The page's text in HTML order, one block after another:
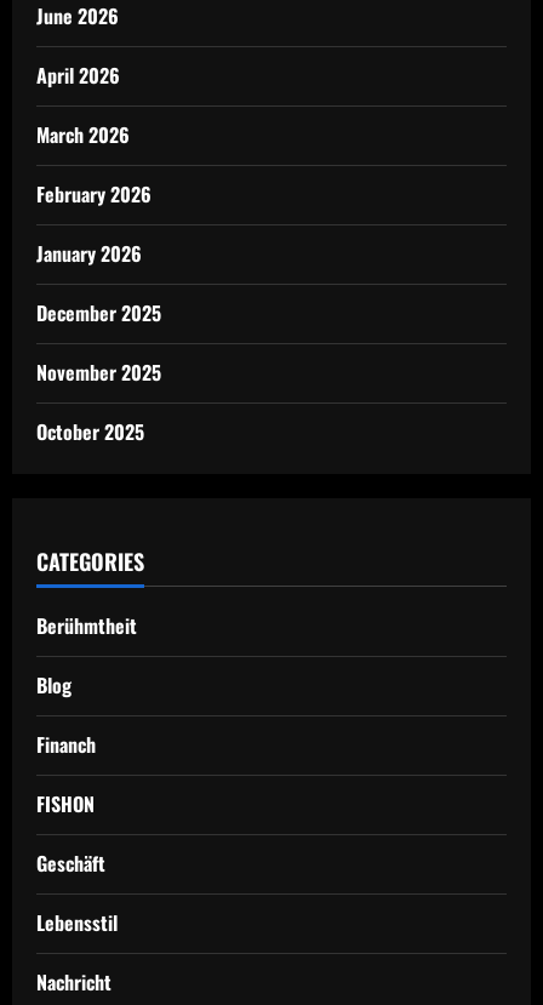
June 2026
April 2026
March 2026
February 2026
January 2026
December 2025
November 2025
October 2025
CATEGORIES
Berühmtheit
Blog
Financh
FISHON
Geschäft
Lebensstil
Nachricht